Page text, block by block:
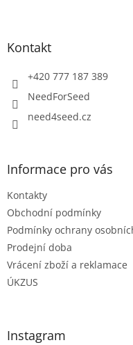
Kontakt
+420 777 187 389
NeedForSeed
need4seed.cz
Informace pro vás
Kontakty
Obchodní podmínky
Podmínky ochrany
Prodejní doba
Vrácení zboží a reklamace
ÚKZUS
Instagram